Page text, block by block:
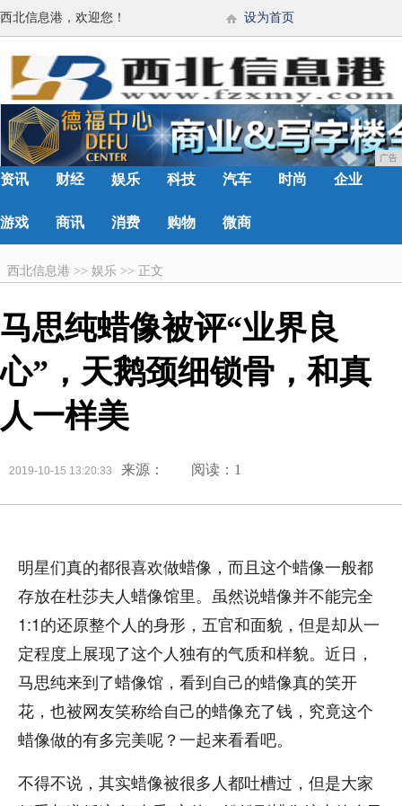
西北信息港，欢迎您！ 设为首页
广告
资讯 财经 娱乐 科技 汽车 时尚 企业
游戏 商讯 消费 购物 微商
西北信息港 >> 娱乐 >> 正文
马思纯蜡像被评“业界良
心”，天鹅颈细锁骨，和真
人一样美
2019-10-15 13:20:33 来源： 阅读：1
明星们真的都很喜欢做蜡像，而且这个蜡像一般都
存放在杜莎夫人蜡像馆里。虽然说蜡像并不能完全
1:1的还原整个人的身形，五官和面貌，但是却从一
定程度上展现了这个人独有的气质和样貌。近日，
马思纯来到了蜡像馆，看到自己的蜡像真的笑开
花，也被网友笑称给自己的蜡像充了钱，究竟这个
蜡像做的有多完美呢？一起来看看吧。
不得不说，其实蜡像被很多人都吐槽过，但是大家